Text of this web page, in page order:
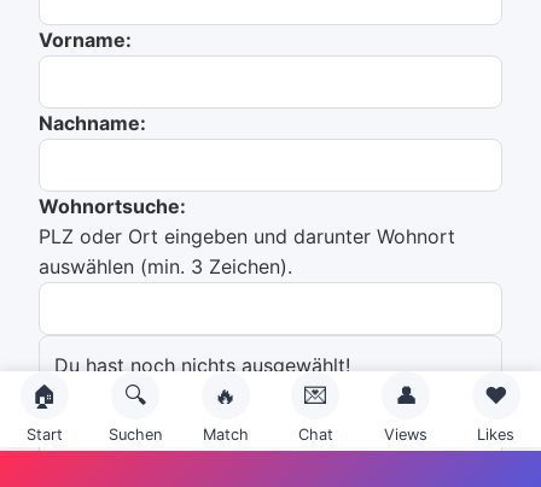
Vorname:
Nachname:
Wohnortsuche:
PLZ oder Ort eingeben und darunter Wohnort
auswählen (min. 3 Zeichen).
Du hast noch nichts ausgewählt!
Emailadresse:
🏠
Start
🔍
Suchen
🔥
Match
💌
Chat
👤
Views
❤️
Likes